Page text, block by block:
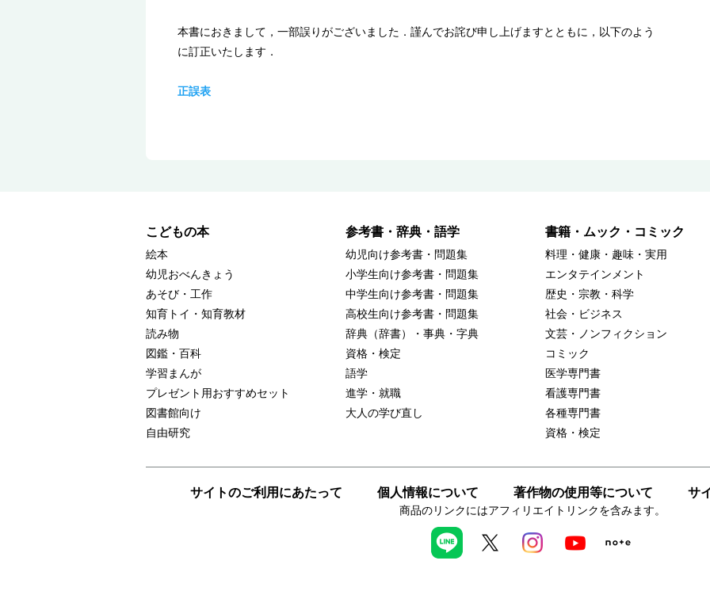
本書におきまして，一部誤りがございました．謹んでお詫び申し上げますとともに，以下のよう
に訂正いたします．
正誤表
こどもの本
絵本
幼児おべんきょう
あそび・工作
知育トイ・知育教材
読み物
図鑑・百科
学習まんが
プレゼント用おすすめセット
図書館向け
自由研究
参考書・辞典・語学
幼児向け参考書・問題集
小学生向け参考書・問題集
中学生向け参考書・問題集
高校生向け参考書・問題集
辞典（辞書）・事典・字典
資格・検定
語学
進学・就職
大人の学び直し
書籍・ムック・コミック
料理・健康・趣味・実用
エンタテインメント
歴史・宗教・科学
社会・ビジネス
文芸・ノンフィクション
コミック
医学専門書
看護専門書
各種専門書
資格・検定
サイトのご利用にあたって 個人情報について 著作物の使用等について サ
商品のリンクにはアフィリエイトリンクを含みます。